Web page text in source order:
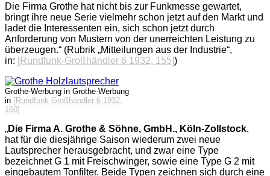
Die Firma Grothe hat nicht bis zur Funkmesse gewartet,
bringt ihre neue Serie vielmehr schon jetzt auf den Markt und
ladet die Interessenten ein, sich schon jetzt durch
Anforderung von Mustern von der unerreichten Leistung zu
überzeugen.“ (Rubrik „Mitteilungen aus der Industrie“,
in: [Rundfunk-Großhändler 6 1932, 155])
Grothe-Werbung in Grothe-Werbung
in [Rundfunk-Großhändler 6 1932,
160]
„Die Firma A. Grothe & Söhne, GmbH., Köln-Zollstock,
hat für die diesjährige Saison wiederum zwei neue
Lautsprecher herausgebracht, und zwar eine Type
bezeichnet G 1 mit Freischwinger, sowie eine Type G 2 mit
eingebautem Tonfilter. Beide Typen zeichnen sich durch eine